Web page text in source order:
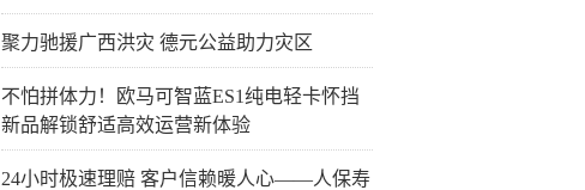
聚力驰援广西洪灾 德元公益助力灾区
不怕拼体力！欧马可智蓝ES1纯电轻卡怀挡
新品解锁舒适高效运营新体验
24小时极速理赔 客户信赖暖人心——人保寿